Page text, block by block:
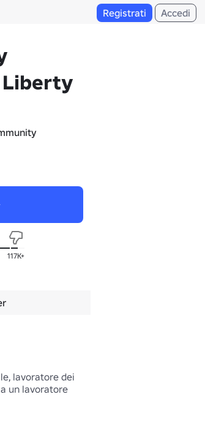
Registrati Accedi
Liberty
117K+
lavoratore dei
un lavoratore